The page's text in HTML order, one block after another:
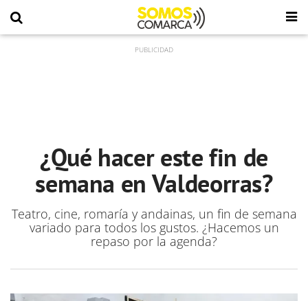
¿Qué hacer este fin de
semana en Valdeorras?
Teatro, cine, romaría y andainas, un fin de semana
variado para todos los gustos. ¿Hacemos un
repaso por la agenda?